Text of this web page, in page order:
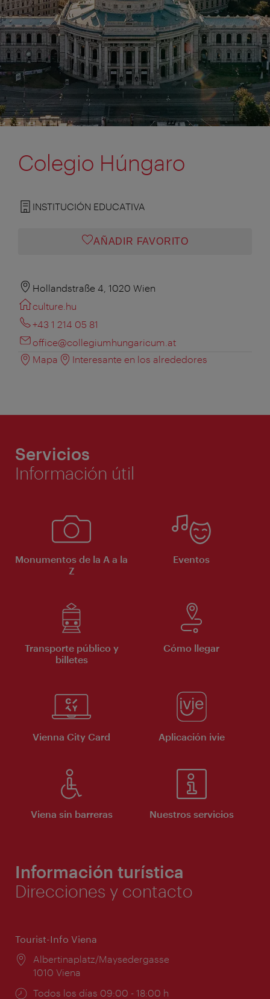
Colegio Húngaro
INSTITUCIÓN EDUCATIVA
AÑADIR FAVORITO
Hollandstraße 4, 1020 Wien
culture.hu
+43 1 214 05 81
office@collegiumhungaricum.at
Mapa
Interesante en los alrededores
Servicios
Información útil
Monumentos de la A a la
Z
Eventos
Transporte público y
billetes
Cómo llegar
Vienna City Card Aplicación ivie
Viena sin barreras Nuestros servicios
Información turística
Direcciones y contacto
Tourist-Info Viena
Lugar:
Albertinaplatz/Maysedergasse
1010 Viena
Horarios
Todos los días 09:00 - 18:00 h